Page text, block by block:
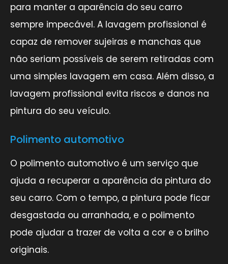
para manter a aparência do seu carro
sempre impecável. A lavagem profissional é
capaz de remover sujeiras e manchas que
não seriam possíveis de serem retiradas com
uma simples lavagem em casa. Além disso, a
lavagem profissional evita riscos e danos na
pintura do seu veículo.
Polimento automotivo
O polimento automotivo é um serviço que
ajuda a recuperar a aparência da pintura do
seu carro. Com o tempo, a pintura pode ficar
desgastada ou arranhada, e o polimento
pode ajudar a trazer de volta a cor e o brilho
originais.